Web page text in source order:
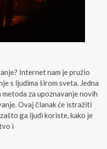
Internet nam je pružio
s ljudima širom sveta. Jedna
za upoznavanje novih
Ovaj članak će istražiti
ga ljudi koriste, kako je
i